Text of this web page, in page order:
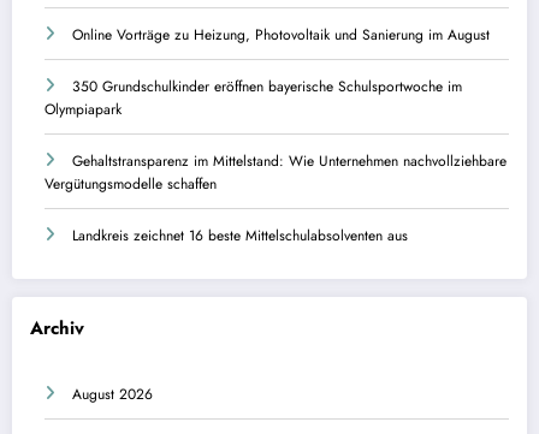
Online Vorträge zu Heizung, Photovoltaik und Sanierung im August
350 Grundschulkinder eröffnen bayerische Schulsportwoche im
Olympiapark
Gehaltstransparenz im Mittelstand: Wie Unternehmen nachvollziehbare
Vergütungsmodelle schaffen
Landkreis zeichnet 16 beste Mittelschulabsolventen aus
Archiv
August 2026